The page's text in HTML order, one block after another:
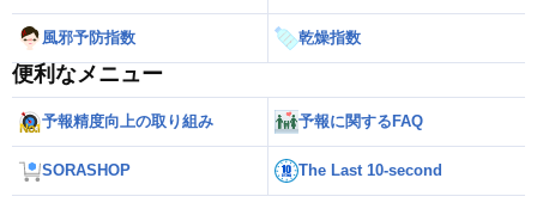
風邪予防指数 乾燥指数
便利なメニュー
予報精度向上の取り組み 予報に関するFAQ
SORASHOP The Last 10-second